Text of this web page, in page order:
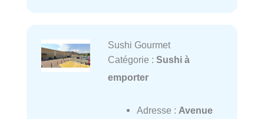
Sushi Gourmet
Catégorie : Sushi à
emporter
Adresse : Avenue